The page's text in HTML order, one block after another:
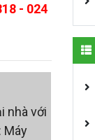
- 024
nhà với
Máy